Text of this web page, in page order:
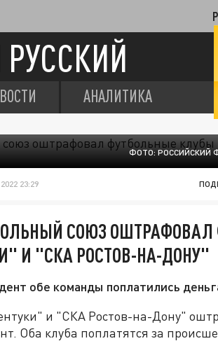
АНАЛИТИКА
ФОТО: РОССИЙСКИЙ
23:29
СОЮЗ
И "СКА РОСТОВ-НА-ДОНУ"
обе команды поплатились
и "СКА Ростов-на-Дону"
Оба клуба поплатятся за